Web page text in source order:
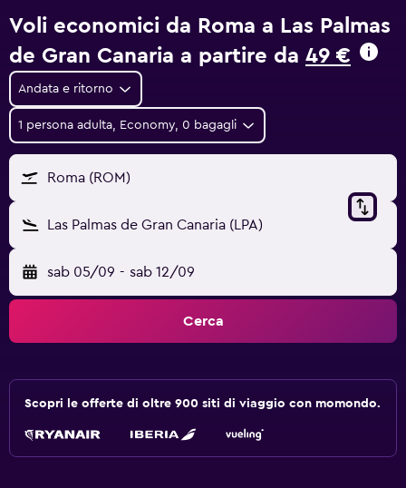
Voli economici da Roma a Las Palmas
de Gran Canaria a partire da 49 €
Andata e ritorno
1 persona adulta, Economy, 0 bagagli
Roma (ROM)
Las Palmas de Gran Canaria (LPA)
sab 05/09 - sab 12/09
Cerca
Scopri le offerte di oltre 900 siti di viaggio con momondo.